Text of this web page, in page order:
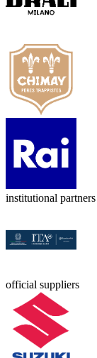
institutional partners
official suppliers